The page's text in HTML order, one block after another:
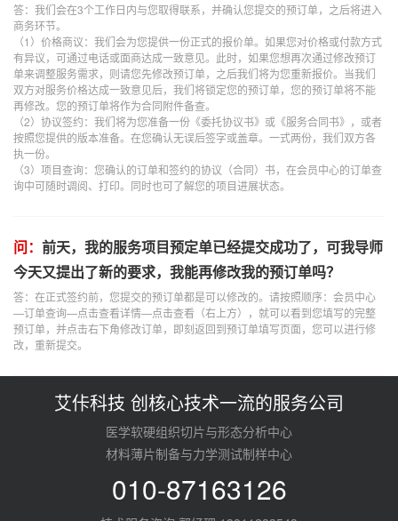
答：我们会在3个工作日内与您取得联系，并确认您提交的预订单，之后将进入
商务环节。
（1）价格商议：我们会为您提供一份正式的报价单。如果您对价格或付款方式
有异议，可通过电话或面商达成一致意见。此时，如果您想再次通过修改预订
单来调整服务需求，则请您先修改预订单，之后我们将为您重新报价。当我们
双方对服务价格达成一致意见后，我们将锁定您的预订单，您的预订单将不能
再修改。您的预订单将作为合同附件备查。
（2）协议签约：我们将为您准备一份《委托协议书》或《服务合同书》，或者
按照您提供的版本准备。在您确认无误后签字或盖章。一式两份，我们双方各
执一份。
（3）项目查询：您确认的订单和签约的协议（合同）书，在会员中心的订单查
询中可随时调阅、打印。同时也可了解您的项目进展状态。
问： 前天，我的服务项目预定单已经提交成功了，可我导师
今天又提出了新的要求，我能再修改我的预订单吗？
答：在正式签约前，您提交的预订单都是可以修改的。请按照顺序：会员中心
—订单查询—点击查看详情—点击查看（右上方），就可以看到您填写的完整
预订单，并点击右下角修改订单，即刻返回到预订单填写页面，您可以进行修
改，重新提交。
艾佧科技 创核心技术一流的服务公司
医学软硬组织切片与形态分析中心
材料薄片制备与力学测试制样中心
010-87163126